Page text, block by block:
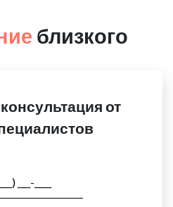
близкого
от